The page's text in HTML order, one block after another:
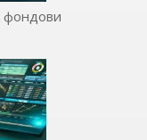
фондови